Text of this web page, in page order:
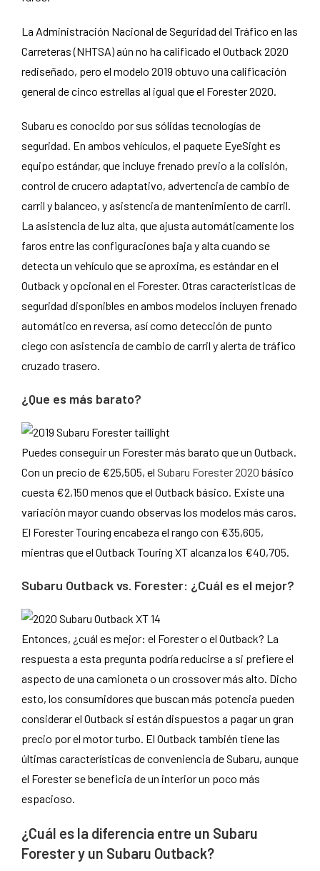
La Administración Nacional de Seguridad del Tráfico en las
Carreteras (NHTSA) aún no ha calificado el Outback 2020
rediseñado, pero el modelo 2019 obtuvo una calificación
general de cinco estrellas al igual que el Forester 2020.
Subaru es conocido por sus sólidas tecnologías de
seguridad. En ambos vehículos, el paquete EyeSight es
equipo estándar, que incluye frenado previo a la colisión,
control de crucero adaptativo, advertencia de cambio de
carril y balanceo, y asistencia de mantenimiento de carril.
La asistencia de luz alta, que ajusta automáticamente los
faros entre las configuraciones baja y alta cuando se
detecta un vehículo que se aproxima, es estándar en el
Outback y opcional en el Forester. Otras características de
seguridad disponibles en ambos modelos incluyen frenado
automático en reversa, así como detección de punto
ciego con asistencia de cambio de carril y alerta de tráfico
cruzado trasero.
¿Que es más barato?
Puedes conseguir un Forester más barato que un Outback.
Con un precio de €25,505, el Subaru Forester 2020 básico
cuesta €2,150 menos que el Outback básico. Existe una
variación mayor cuando observas los modelos más caros.
El Forester Touring encabeza el rango con €35,605,
mientras que el Outback Touring XT alcanza los €40,705.
Subaru Outback vs. Forester: ¿Cuál es el mejor?
Entonces, ¿cuál es mejor: el Forester o el Outback? La
respuesta a esta pregunta podría reducirse a si prefiere el
aspecto de una camioneta o un crossover más alto. Dicho
esto, los consumidores que buscan más potencia pueden
considerar el Outback si están dispuestos a pagar un gran
precio por el motor turbo. El Outback también tiene las
últimas características de conveniencia de Subaru, aunque
el Forester se beneficia de un interior un poco más
espacioso.
¿Cuál es la diferencia entre un Subaru
Forester y un Subaru Outback?